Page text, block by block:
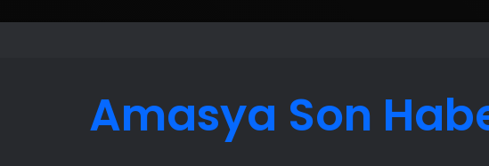
Amasya Son